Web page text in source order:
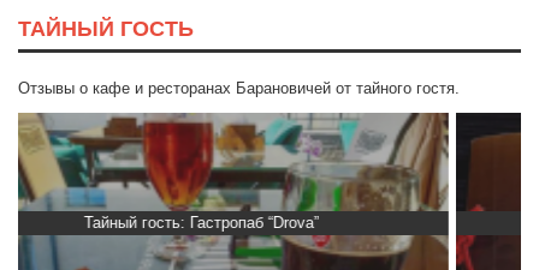
ТАЙНЫЙ ГОСТЬ
Отзывы о кафе и ресторанах Барановичей от тайного гостя.
Тайный гость: кафе «Фасти Хасти»